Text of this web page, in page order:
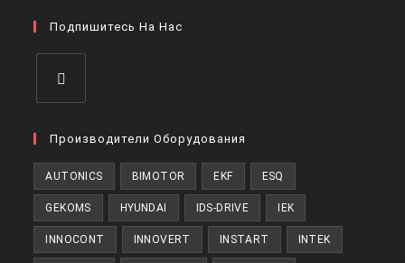
вкладке
новой
Подпишитесь На Нас
в
вкладке
Производители Оборудования
AUTONICS BIMOTOR EKF ESQ
GEKOMS HYUNDAI IDS-DRIVE IEK
INNOCONT INNOVERT INSTART INTEK